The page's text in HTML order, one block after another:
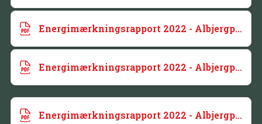
Energimærkningsrapport 2022 - Albjergparken - 3
Energimærkningsrapport 2022 - Albjergparken - 2
Energimærkningsrapport 2022 - Albjergparken - 1